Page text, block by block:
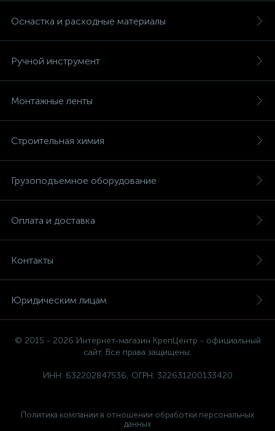
Оснастка и расходные материалы
Ручной инструмент
Монтажные ленты
Строительная химия
Грузоподъемное оборудование
Оплата и доставка
Контакты
Юридическим лицам
© 2015 - 2026 Интернет-магазин КрепЦентр - официальный
сайт. Все права защищены.
ИНН: 632202847536, ОГРН: 322631200133420
Политика компании в отношении обработки персональных
данных